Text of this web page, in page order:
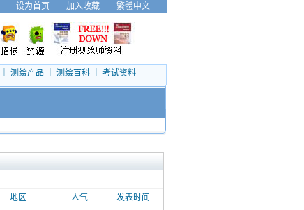
设为首页 加入收藏 繁體中文
测绘产品 测绘百科｜ 考试资料
地区 人气
发表时间